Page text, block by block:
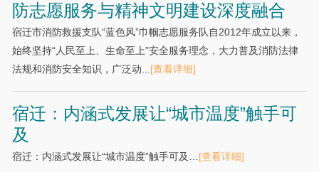
防志愿服务与精神文明建设深度融合
宿迁市消防救援支队“蓝色风”巾帼志愿服务队自2012年成立以来，
始终坚持“人民至上、生命至上”安全服务理念，大力普及消防法律
法规和消防安全知识，广泛动... [查看详细]
宿迁：内涵式发展让“城市温度”触手可
及
宿迁：内涵式发展让“城市温度”触手可及… [查看详细]